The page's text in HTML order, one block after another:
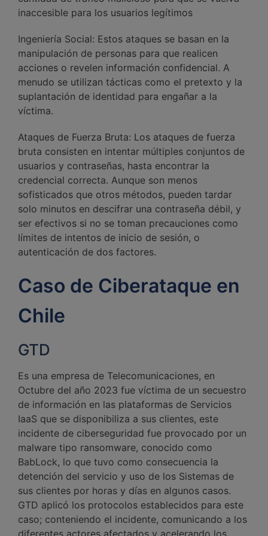
inaccesible para los usuarios legítimos
Ingeniería Social: Estos ataques se basan en la
manipulación de personas para que realicen
acciones o revelen información confidencial. A
menudo se utilizan tácticas como el pretexto y la
suplantación de identidad para engañar a la
víctima.
Ataques de Fuerza Bruta: Los ataques de fuerza
bruta consisten en intentar múltiples conjuntos de
usuarios y contraseñas, hasta encontrar la
credencial correcta. Aunque son menos
sofisticados que otros métodos, pueden tardar
solo minutos en descifrar una contraseña débil, y
ser efectivos si no se toman precauciones como
límites de intentos de inicio de sesión, o
autenticación de dos factores.
Caso de Ciberataque en
Chile
GTD
Es una empresa de Telecomunicaciones, en
Octubre del año 2023 fue víctima de un secuestro
de información en las plataformas de Servicios
IaaS que se disponibiliza a sus clientes, este
incidente de ciberseguridad fue provocado por un
malware tipo ransomware, conocido como
BabLock, lo que tuvo como consecuencia la
detención del servicio y uso de los Sistemas de
sus clientes por horas y días en algunos casos.
GTD aplicó los protocolos establecidos para este
caso; conteniendo el incidente, comunicando a los